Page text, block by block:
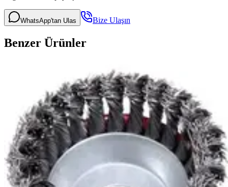
WhatsApp'tan Ulas Bize Ulaşın
Benzer Ürünler